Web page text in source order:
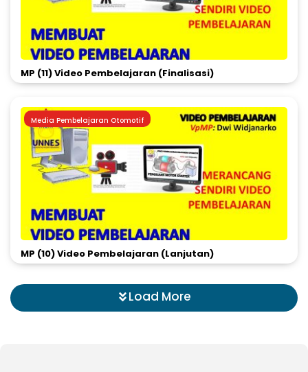
MP (11) Video Pembelajaran (Finalisasi)
Media Pembelajaran Otomotif
MP (10) Video Pembelajaran (Lanjutan)
Load More